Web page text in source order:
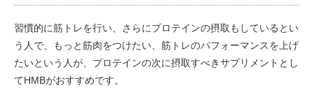
習慣的に筋トレを行い、さらにプロテインの摂取もしているとい
う人で、もっと筋肉をつけたい、筋トレのパフォーマンスを上げ
たいという人が、プロテインの次に摂取すべきサプリメントとし
てHMBがおすすめです。